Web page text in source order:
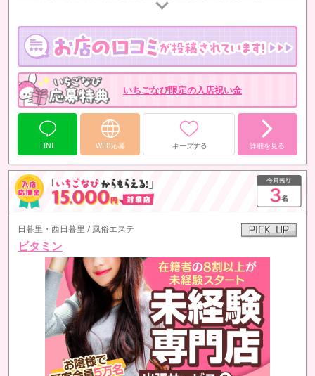
※同業種（SM店）との掛け持ちはご遠慮いただいておりますのであら
かじめご了承ください。
いちごなび限定の入店祝い金
LINE WEB応募 キープする 詳細を見る
日暮里・西日暮里 / 風俗エステ
ビタミン